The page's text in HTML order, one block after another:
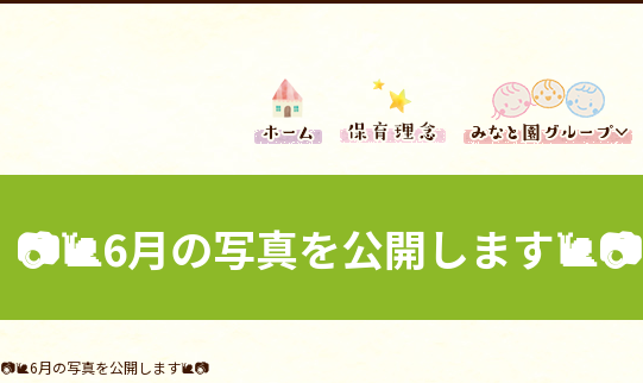
📷🐌6月の写真を公開します🐌📷
📷🐌6月の写真を公開します🐌📷